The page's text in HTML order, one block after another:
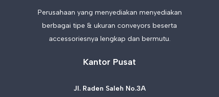
Perusahaan yang menyediakan menyediakan
berbagai tipe & ukuran conveyors beserta
accessoriesnya lengkap dan bermutu.
Kantor Pusat
Jl. Raden Saleh No.3A